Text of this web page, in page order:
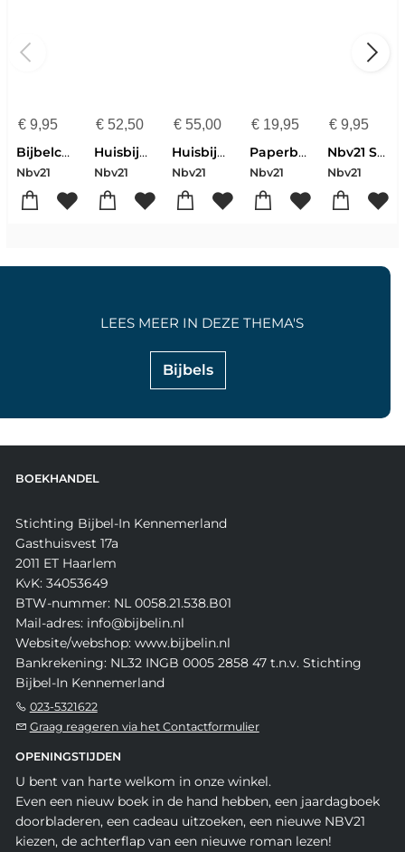
€9,95
Bijbelcursus
Nbv21
€52,50
Huisbijbel
Nbv21
€ 55,00
Huisbijbel Incl. Deut. Boeken
Nbv21
€ 19,95
Paperback Editie
Nbv21
€ 9,95
Nbv21 Schrijfeditie Johannes
Nbv21
Bijbels
LEES MEER IN DEZE THEMA'S
BOEKHANDEL
Stichting Bijbel-In Kennemerland
Gasthuisvest 17a
2011 ET Haarlem
KvK: 34053649
BTW-nummer: NL 0058.21.538.B01
Mail-adres: info@bijbelin.nl
Website/webshop: www.bijbelin.nl
Bankrekening: NL32 INGB 0005 2858 47 t.n.v. Stichting
Bijbel-In Kennemerland
023-5321622
Graag reageren via het Contactformulier
OPENINGSTIJDEN
U bent van harte welkom in onze winkel.
Even een nieuw boek in de hand hebben, een jaardagboek
doorbladeren, een cadeau uitzoeken, een nieuwe NBV21
kiezen, de achterflap van een nieuwe roman lezen!